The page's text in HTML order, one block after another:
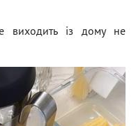
виходить із дому не